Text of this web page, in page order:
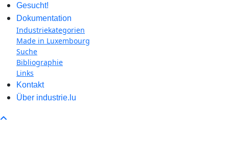
Gesucht!
Dokumentation
Industriekategorien
Made in Luxembourg
Suche
Bibliographie
Links
Kontakt
Über industrie.lu